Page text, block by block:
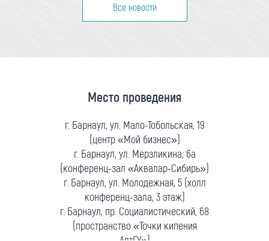
Все новости
Место проведения
г. Барнаул, ул. Мало-Тобольская, 19
(центр «Мой бизнес»)
г. Барнаул, ул. Мерзликина, 6а
(конференц-зал «Аквалар-Сибирь»)
г. Барнаул, ул. Молодежная, 5 (холл
конференц-зала, 3 этаж)
г. Барнаул, пр. Социалистический, 68
(пространство «Точки кипения